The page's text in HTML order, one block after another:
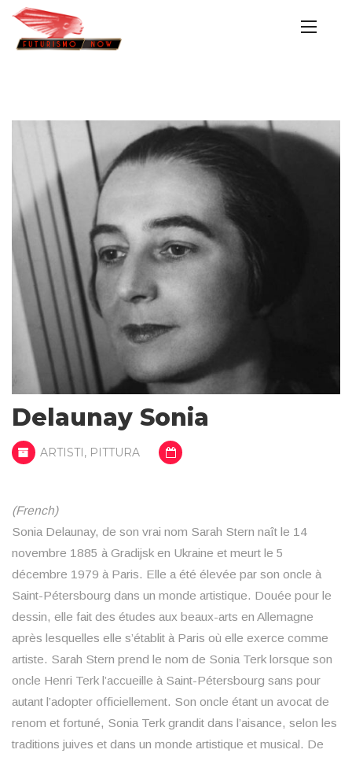
Delaunay Sonia
ARTISTI , PITTURA
(French)
Sonia Delaunay, de son vrai nom Sarah Stern naît le 14
novembre 1885 à Gradijsk en Ukraine et meurt le 5
décembre 1979 à Paris. Elle a été élevée par son oncle à
Saint-Pétersbourg dans un monde artistique. Douée pour le
dessin, elle fait des études aux beaux-arts en Allemagne
après lesquelles elle s’établit à Paris où elle exerce comme
artiste. Sarah Stern prend le nom de Sonia Terk lorsque son
oncle Henri Terk l’accueille à Saint-Pétersbourg sans pour
autant l’adopter officiellement. Son oncle étant un avocat de
renom et fortuné, Sonia Terk grandit dans l’aisance, selon les
traditions juives et dans un monde artistique et musical. De